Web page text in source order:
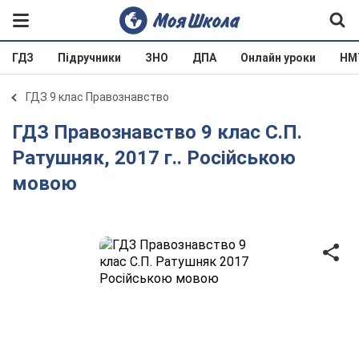
ГДЗ Підручники ЗНО ДПА Онлайн уроки
ГДЗ 9 клас Правознавство
ГДЗ Правознавство 9 клас С.П.
Ратушняк, 2017 г.. Російською
мовою